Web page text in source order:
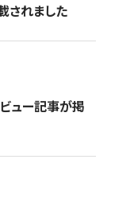
されました
ュー記事が掲